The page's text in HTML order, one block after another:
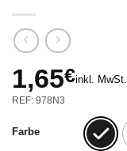
1,65€inkl. MwSt.
REF: 978N3
Farbe